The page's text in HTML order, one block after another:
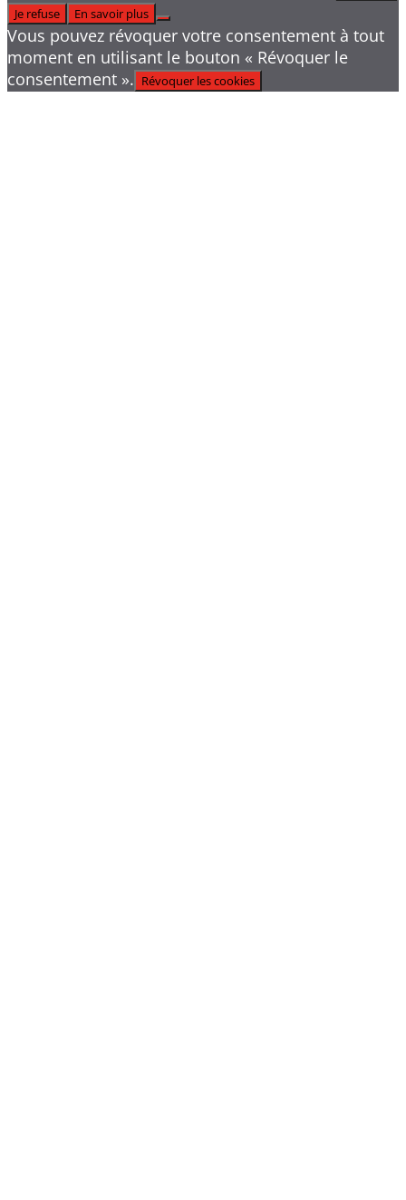
Je refuse
En savoir plus
Vous pouvez révoquer votre consentement à tout
moment en utilisant le bouton « Révoquer le
consentement ». Révoquer les cookies